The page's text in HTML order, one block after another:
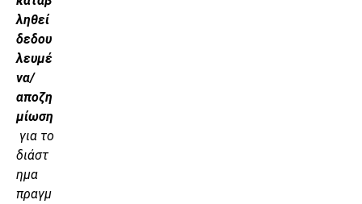
ληθεί
δεδου
λευμέ
να/
αποζη
μίωση
για το
διάστ
ημα
πραγμ